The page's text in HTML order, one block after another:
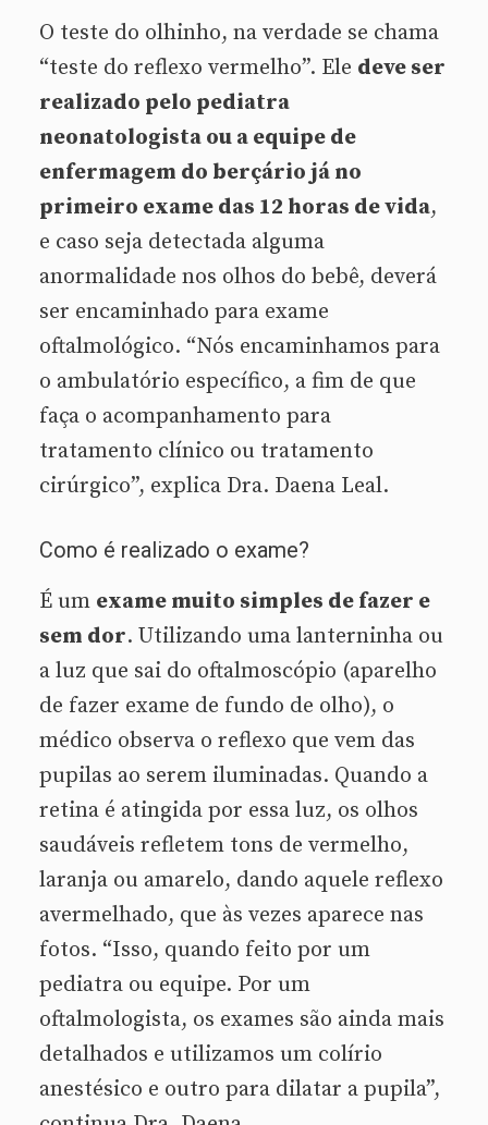
O teste do olhinho, na verdade se chama
“teste do reflexo vermelho”. Ele deve ser
realizado pelo pediatra
neonatologista ou a equipe de
enfermagem do berçário já no
primeiro exame das 12 horas de vida,
e caso seja detectada alguma
anormalidade nos olhos do bebê, deverá
ser encaminhado para exame
oftalmológico. “Nós encaminhamos para
o ambulatório específico, a fim de que
faça o acompanhamento para
tratamento clínico ou tratamento
cirúrgico”, explica Dra. Daena Leal.
Como é realizado o exame?
É um exame muito simples de fazer e
sem dor. Utilizando uma lanterninha ou
a luz que sai do oftalmoscópio (aparelho
de fazer exame de fundo de olho), o
médico observa o reflexo que vem das
pupilas ao serem iluminadas. Quando a
retina é atingida por essa luz, os olhos
saudáveis refletem tons de vermelho,
laranja ou amarelo, dando aquele reflexo
avermelhado, que às vezes aparece nas
fotos. “Isso, quando feito por um
pediatra ou equipe. Por um
oftalmologista, os exames são ainda mais
detalhados e utilizamos um colírio
anestésico e outro para dilatar a pupila”,